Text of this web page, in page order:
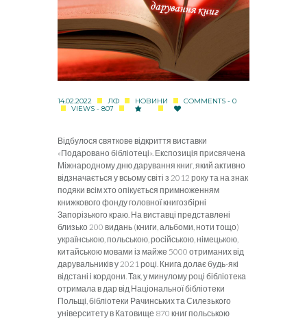
14.02.2022 ЛФ НОВИНИ
COMMENTS - 0
VIEWS - 807
Відбулося святкове відкриття виставки
«Подаровано бібліотеці». Експозиція присвячена
Міжнародному дню дарування книг, який активно
відзначається у всьому світі з 2012 року та на знак
подяки всім хто опікується примноженням
книжкового фонду головної книгозбірні
Запорізького краю. На виставці представлені
близько 200 видань (книги, альбоми, ноти тощо)
українською, польською, російською, німецькою,
китайською мовами із майже 5000 отриманих від
дарувальників у 2021 році. Книга долає будь-які
відстані і кордони. Так, у минулому році бібліотека
отримала в дар від Національної бібліотеки
Польщі, бібліотеки Рачинських та Силезького
університету в Катовище 870 книг польською